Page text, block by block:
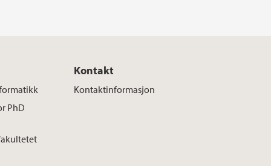
PhD
Kontakt
Kontaktinformasjon